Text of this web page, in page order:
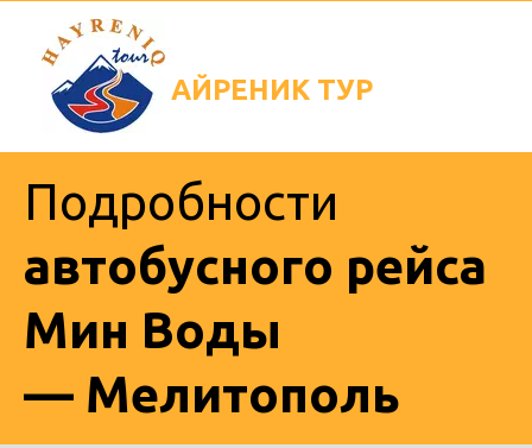
АЙРЕНИК ТУР
Подробности
автобусного рейса
Мин Воды
— Мелитополь